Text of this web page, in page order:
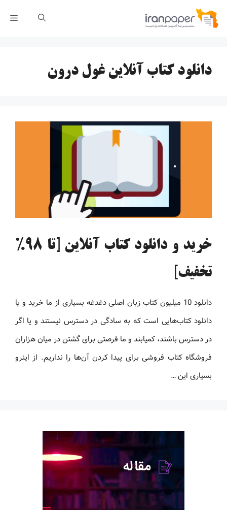
پرش
دانلود کتاب آنلاین غول درون
خرید و دانلود کتاب آنلاین [تا 98%
تخفیف]
دانلود 10 میلیون کتاب زبان اصلی دغدغه بسیاری از ما خرید و یا
دانلود کتاب‌هایی است که به سادگی در دسترس نیستند و یا اگر
در دسترس باشند، کمیابند و ما فرصتی برای گشتن در میان هزاران
فروشگاه کتاب فروشی برای پیدا کردن آن‌ها را نداریم. از اینرو
بسیاری این …